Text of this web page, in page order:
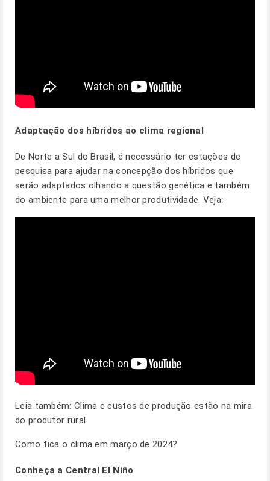
Adaptação dos híbridos ao clima regional
De Norte a Sul do Brasil, é necessário ter estações de
pesquisa para ajudar na concepção dos híbridos que
serão adaptados olhando a questão genética e também
do ambiente para uma melhor produtividade. Veja:
Leia também: Clima e custos de produção estão na mira
do produtor rural
Como fica o clima em março de 2024?
Conheça a Central El Niño